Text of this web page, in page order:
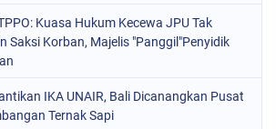
Kuasa Hukum Kecewa JPU Tak
Saksi Korban, Majelis "Panggil"Penyidik
IKA UNAIR, Bali Dicanangkan Pusat
Ternak Sapi